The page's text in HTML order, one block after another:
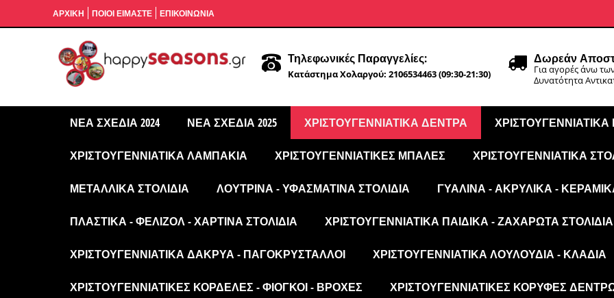
ΑΡΧΙΚΉ ΠΟΙΟΙ ΕΙΜΑΣΤΕ ΕΠΙΚΟΙΝΩΝΙΑ
Τηλεφωνικές Παραγγελίες:
Κατάστημα Χολαργού: 2106534463 (09:30-21:30)
Δωρεάν
Για αγορές άνω
Δυνατότητα
ΝΈΑ ΣΧΈΔΙΑ 2024 ΝΈΑ ΣΧΈΔΙΑ 2025 ΧΡΙΣΤΟΥΓΕΝΝΙΆΤΙΚΑ ΔΈΝΤΡΑ
ΧΡΙΣΤΟΥΓΕΝΝΙΆΤΙΚΑ ΛΑΜΠΆΚΙΑ ΧΡΙΣΤΟΥΓΕΝΝΙΆΤΙΚΕΣ ΜΠΆΛΕΣ ΧΡΙΣΤΟΥΓΕΝΝΙΆΤΙΚΑ
ΜΕΤΑΛΛΙΚΆ ΣΤΟΛΊΔΙΑ ΛΟΎΤΡΙΝΑ - ΥΦΑΣΜΆΤΙΝΑ ΣΤΟΛΊΔΙΑ ΓΥΆΛΙΝΑ - ΑΚΡΥΛΙΚΆ -
ΠΛΑΣΤΙΚΆ - ΦΕΛΙΖΌΛ - ΧΆΡΤΙΝΑ ΣΤΟΛΊΔΙΑ ΧΡΙΣΤΟΥΓΕΝΝΙΆΤΙΚΑ ΠΑΙΔΙΚΆ - ΖΑΧΑΡΩΤΆ ΣΤΟΛΊΔΙΑ
ΧΡΙΣΤΟΥΓΕΝΝΙΆΤΙΚΑ ΔΆΚΡΥΑ - ΠΑΓΟΚΡΎΣΤΑΛΛΟΙ ΧΡΙΣΤΟΥΓΕΝΝΙΆΤΙΚΑ ΛΟΥΛΟΎΔΙΑ - ΚΛΑΔΙΆ
ΧΡΙΣΤΟΥΓΕΝΝΙΆΤΙΚΕΣ ΚΟΡΔΈΛΕΣ - ΦΙΌΓΚΟΙ - ΒΡΟΧΈΣ ΧΡΙΣΤΟΥΓΕΝΝΙΆΤΙΚΕΣ ΚΟΡΥΦΈΣ